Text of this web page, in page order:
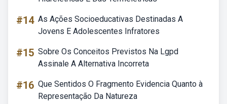
#14 As Ações Socioeducativas Destinadas A
Jovens E Adolescentes Infratores
#15 Sobre Os Conceitos Previstos Na Lgpd
Assinale A Alternativa Incorreta
#16 Que Sentidos O Fragmento Evidencia Quanto à
Representação Da Natureza